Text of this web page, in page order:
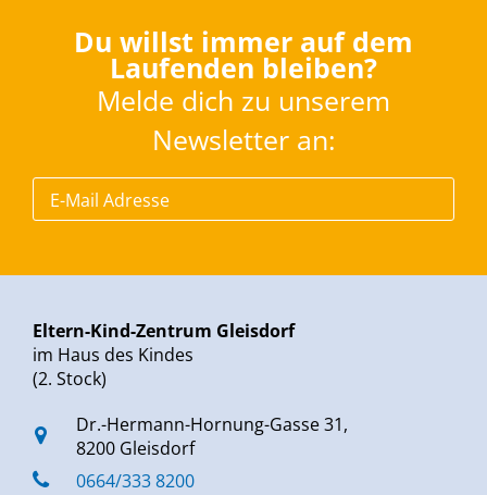
Du willst immer auf dem
Laufenden bleiben?
Melde dich zu unserem
Newsletter an:
Eltern-Kind-Zentrum Gleisdorf
im Haus des Kindes
(2. Stock)
Dr.-Hermann-Hornung-Gasse 31,
8200 Gleisdorf
0664/333 8200